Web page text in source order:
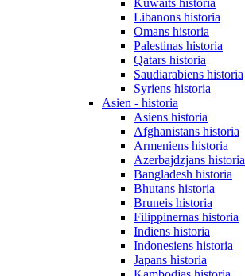
Libanons historia
Omans historia
Palestinas historia
Qatars historia
Saudiarabiens historia
Syriens historia
Asien - historia
Asiens historia
Afghanistans historia
Armeniens historia
Azerbajdzjans historia
Bangladesh historia
Bhutans historia
Bruneis historia
Filippinernas historia
Indiens historia
Indonesiens historia
Japans historia